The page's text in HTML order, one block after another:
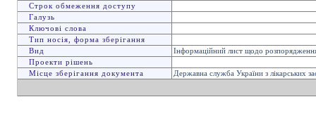
Строк обмеження доступу
Галузь
Ключові слова
Тип носія, форма зберігання
Вид
Інформаційний лист щодо
Проекти рішень
Місце зберігання документа
Державна служба України з лікарських